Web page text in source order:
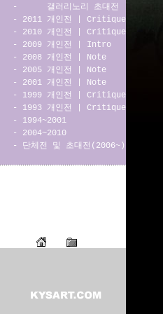
-
갤러리노리 초대전
-
2011 개인전
Critique
-
2010 개인전
Critique
-
2009 개인전
Intro
-
2008 개인전
Note
-
2005 개인전
Note
-
2001 개인전
Note
-
1999 개인전
Critique
-
1993 개인전
Critique
-
1994~2001
-
2004~2010
-
단체전 및 초대전(2006~)